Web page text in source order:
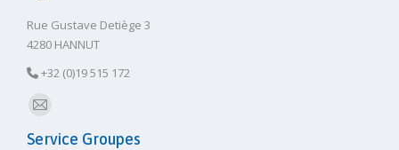
Rue Gustave Detiège 3
4280 HANNUT
+32 (0)19 515 172
E-
mail
Service Groupes